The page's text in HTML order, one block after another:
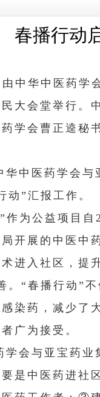
春播行动
由中华中医药学
大会堂举行。
学会曹正逵秘
华中医药学会
动”汇报工作。
作为公益项目自
开展的中医
进入社区，提
。“春播行动”
染药，减少了
广为接受。
学会与亚宝药
是中医药进社